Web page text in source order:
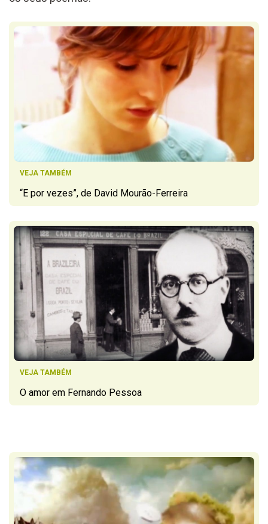
VEJA TAMBÉM
“E por vezes”, de David Mourão-Ferreira
VEJA TAMBÉM
O amor em Fernando Pessoa